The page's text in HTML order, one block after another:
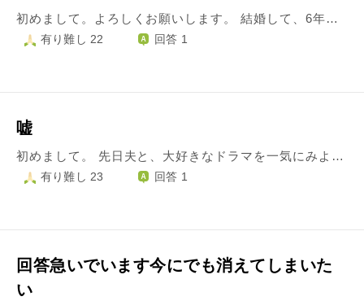
初めまして。よろしくお願いします。 結婚して、6年目 結婚する時に年齢や家族関係を嘘をつきました。妊娠をしたとも嘘をつきました。 失いたくなかったし、自分の事を好きになれない自分が嘘の自分を作って主人の興味を惹きつけたかった ましてや…子供も死産をしたと最低な嘘をつきました。 彼は今までだいたいの事は気付いていて、チャンスをたくさんくれましたが、それもわかっていました。 でも、失うんじゃないか？と怖くて言えずに今まで来ましたが…もう隠すのが辛かったので 主人に本当の事を話したいって思いました。 伝えたい時には…わかってたし本当の話をして欲しかった…本当の事を言ってくれても別れる選択はなかったよって言われて、今でも凄く愛してくるれて、助けてくれてます。 主人の答えは 言われるまでは、本当に愛していた！何があっても愛していた！でも今は愛してかわからないけど時間が欲しいし、離婚も考えてると言われました。 私が受ける罰なので、主人の気持ちを受け入れて待つべきですね。 嘘を一つついたらどんどん嘘をつかなくちゃならないし人や人生まで傷つけるのもわかってだのに…罪を償いたいですが、離婚もしたくないです。 こんな人間でも、報われる日がくるのか… 主人を失うことで、罪を受ける事になるのか 本当に馬鹿な事をしたと後悔の念です。 どうぞよろしくお願いします。
有り難し 22 回答 1
嘘
初めまして。 先日夫と、大好きなドラマを一気にみようと言う事で、録画をしていたものを1話から5話まで見ました。6話目は明後日にみようと夫は言い、寝ました。翌日夫は出張で留守で私は待ちきれなく6話から最終話まですべてみました。出張が終わり夫が帰り、ドラマを6話からみようとなったので、私はみたのですが、見たとは言わず黙ってまたみようとしたのです。しかし夫は、『あれ、みたの？未視聴になってないよ？』と言われたので『ううん、みてないよ』と言って嘘をついてしまったのです。なぜ嘘をつく！と夫は激怒しました。私自身、え、そんなにおおごとなの？と思い、黙っていましたが、騙された気分。そんなことがいままであったのか！今後も騙されるのかと大激怒…やはり、夫が正しいのでしょうか？私は小さな嘘としか思えないのですが、やはり私がおかしいのでしょうか？よろしくお願い致します。
有り難し 23 回答 1
回答急いでいます今にでも消えてしまいた
い